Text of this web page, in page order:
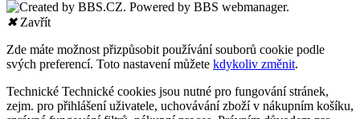
✖Zavřít
Zde máte možnost přizpůsobit používání souborů cookie podle
svých preferencí. Toto nastavení můžete kdykoliv změnit.
Technické Technické cookies jsou nutné pro fungování stránek,
zejm. pro přihlášení uživatele, uchovávání zboží v nákupním košíku,